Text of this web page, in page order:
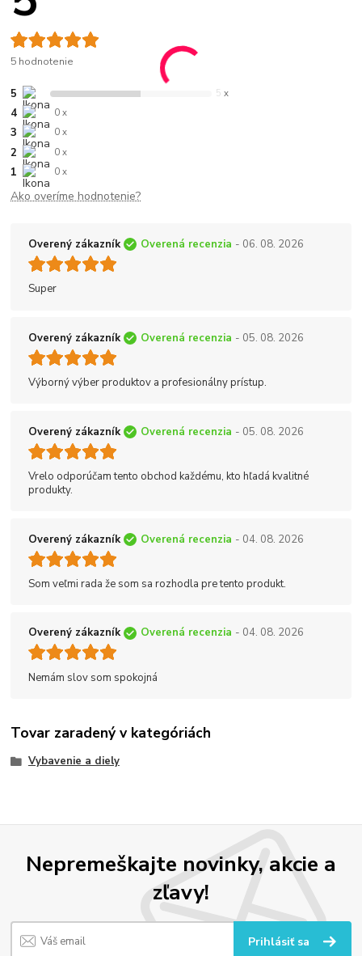
5 hodnotenie
5 5 x
4 0 x
3 0 x
2 0 x
1 0 x
Ako overíme hodnotenie?
Overený zákazník Overená recenzia - 06. 08. 2026
Super
Overený zákazník Overená recenzia - 05. 08. 2026
Výborný výber produktov a profesionálny prístup.
Overený zákazník Overená recenzia - 05. 08. 2026
Vrelo odporúčam tento obchod každému, kto hľadá kvalitné
produkty.
Overený zákazník Overená recenzia - 04. 08. 2026
Som veľmi rada že som sa rozhodla pre tento produkt.
Overený zákazník Overená recenzia - 04. 08. 2026
Nemám slov som spokojná
Tovar zaradený v kategóriách
Vybavenie a diely
Nepremeškajte novinky, akcie a
zľavy!
Prihlásiť sa